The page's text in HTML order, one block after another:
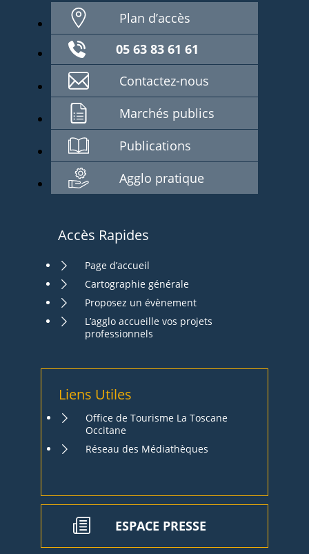
Plan d’accès
05 63 83 61 61
Contactez-nous
Marchés publics
Publications
Agglo pratique
Accès Rapides
Page d’accueil
Cartographie générale
Proposez un évènement
L’agglo accueille vos projets
professionnels
Liens Utiles
Office de Tourisme La Toscane
Occitane
Réseau des Médiathèques
ESPACE PRESSE